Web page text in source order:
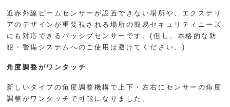
近赤外線ビームセンサーが設置できない場所や、エクステリ
アのデザインが重要視される場所の簡易セキュリティニーズ
にも対応できるパッシブセンサーです。(但し、本格的な防
犯・警備システムへのご使用は避けてください。)
角度調整がワンタッチ
新しいタイプの角度調整機構で上下・左右にセンサーの角度
調整がワンタッチで可能になりました。